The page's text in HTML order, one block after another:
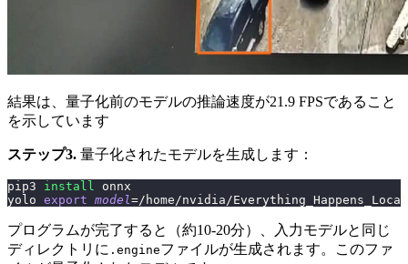
結果は、量子化前のモデルの推論速度が21.9 FPSであること
を示しています
ステップ3. 量子化されたモデルを生成します：
pip3 install
onnx
yolo export model=/home/nvidia/
プログラムが完了すると（約10-20分）、入力モデルと同じ
ディレクトリに .engineファイルが生成されます。このファ